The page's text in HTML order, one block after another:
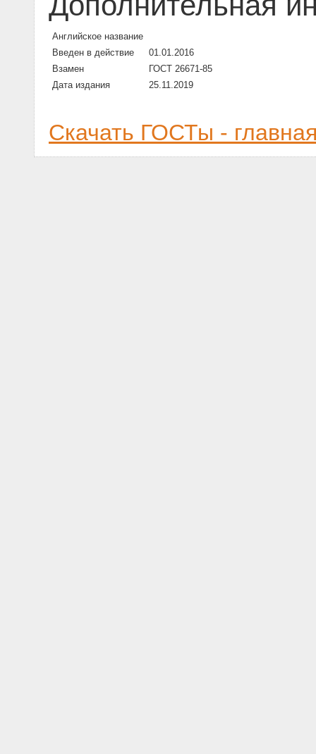
Английское название
Введен в действие
01.01.2016
Взамен
ГОСТ 26671-85
Дата издания
25.11.2019
Скачать ГОСТы -